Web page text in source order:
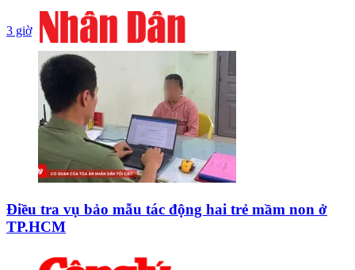
3 giờ
Điều tra vụ bảo mẫu tác động hai trẻ mầm non ở
TP.HCM